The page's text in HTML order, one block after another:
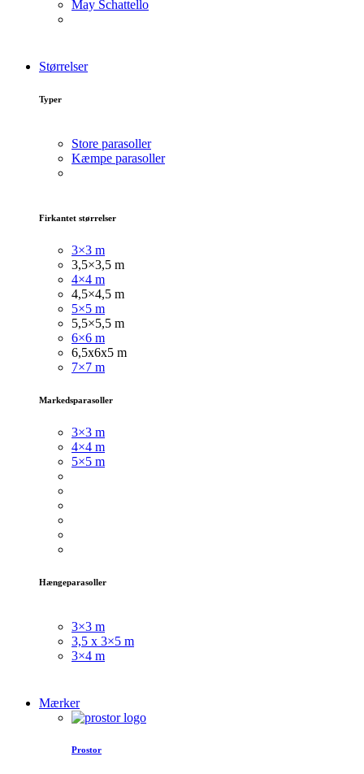
May Schattello
Størrelser
Typer
Store parasoller
Kæmpe parasoller
Firkantet størrelser
3×3 m
3,5×3,5 m
4×4 m
4,5×4,5 m
5×5 m
5,5×5,5 m
6×6 m
6,5x6x5 m
7×7 m
Markedsparasoller
3×3 m
4×4 m
5×5 m
Hængeparasoller
3×3 m
3,5 x 3×5 m
3×4 m
Mærker
Prostor